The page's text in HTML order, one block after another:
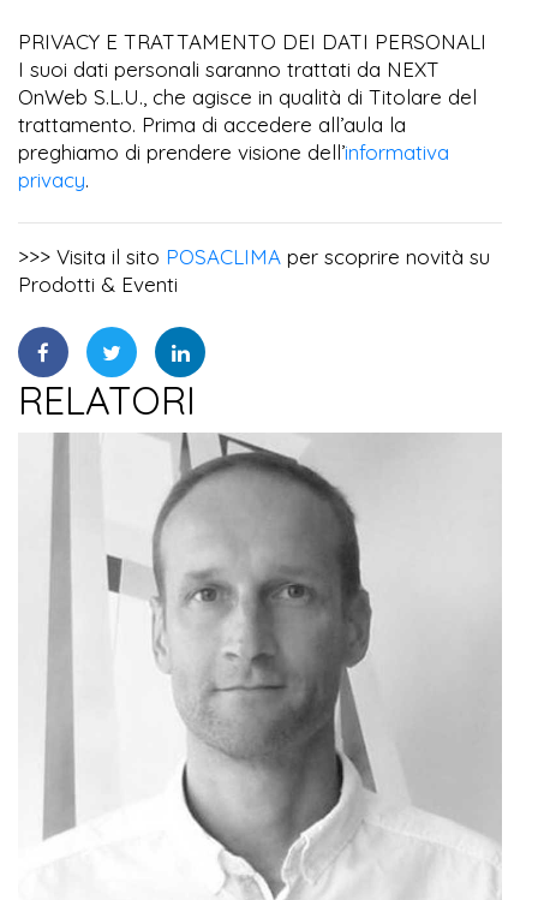
PRIVACY E TRATTAMENTO DEI DATI PERSONALI
I suoi dati personali saranno trattati da NEXT
OnWeb S.L.U., che agisce in qualità di Titolare del
trattamento. Prima di accedere all’aula la
preghiamo di prendere visione dell’informativa
privacy.
>>> Visita il sito POSACLIMA per scoprire novità su
Prodotti & Eventi
RELATORI